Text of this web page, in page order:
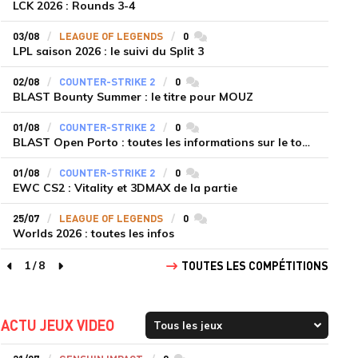
LCK 2026 : Rounds 3-4
03/08 LEAGUE OF LEGENDS 0commentaires
LPL saison 2026 : le suivi du Split 3
02/08 COUNTER-STRIKE 2 0commentaires
BLAST Bounty Summer : le titre pour MOUZ
01/08 COUNTER-STRIKE 2 0commentaires
BLAST Open Porto : toutes les informations sur le tournoi
01/08 COUNTER-STRIKE 2 0commentaires
EWC CS2 : Vitality et 3DMAX de la partie
25/07 LEAGUE OF LEGENDS 0commentaires
Worlds 2026 : toutes les infos
page précédente
1/8
page suivante
TOUTES LES COMPÉTITIONS
ACTU JEUX VIDEO